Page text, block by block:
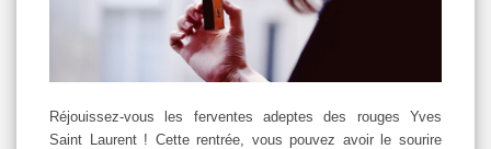
Réjouissez-vous les ferventes adeptes des rouges Yves
Saint Laurent ! Cette rentrée, vous pouvez avoir le sourire